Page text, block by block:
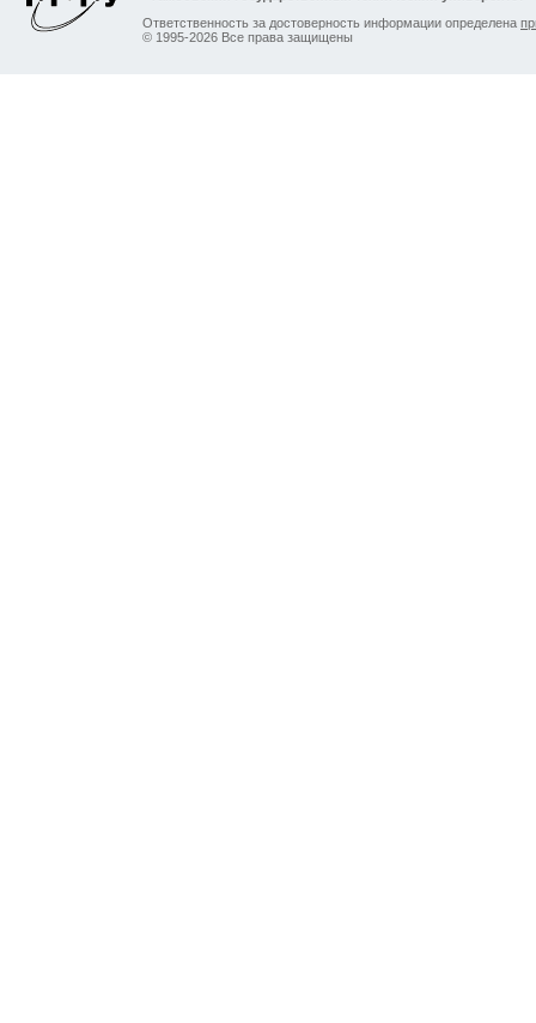
Ответственность за достоверность информации определена
© 1995-2026 Все права защищены